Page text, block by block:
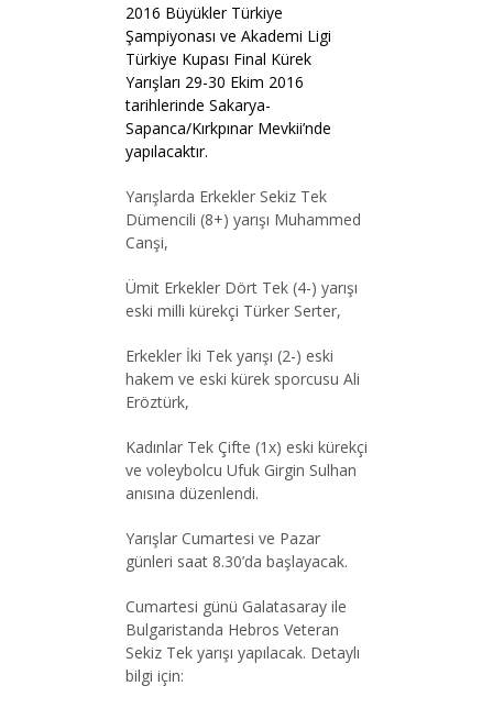
2016 Büyükler Türkiye
Şampiyonası ve Akademi Ligi
Türkiye Kupası Final Kürek
Yarışları 29-30 Ekim 2016
tarihlerinde Sakarya-
Sapanca/Kırkpınar Mevkii’nde
yapılacaktır.
Yarışlarda Erkekler Sekiz Tek
Dümencili (8+) yarışı Muhammed
Canşi,
Ümit Erkekler Dört Tek (4-) yarışı
eski milli kürekçi Türker Serter,
Erkekler İki Tek yarışı (2-) eski
hakem ve eski kürek sporcusu Ali
Eröztürk,
Kadınlar Tek Çifte (1x) eski kürekçi
ve voleybolcu Ufuk Girgin Sulhan
anısına düzenlendi.
Yarışlar Cumartesi ve Pazar
günleri saat 8.30’da başlayacak.
Cumartesi günü Galatasaray ile
Bulgaristanda Hebros Veteran
Sekiz Tek yarışı yapılacak. Detaylı
bilgi için: